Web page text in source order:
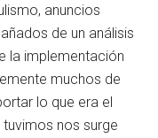
anuncios
de un análisis
la implementación
muchos de
lo que era el
nos surge